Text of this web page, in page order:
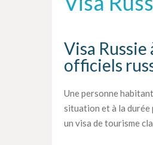
Visa Russie
officiels
Une personne
situation et à la durée
un visa de tourisme